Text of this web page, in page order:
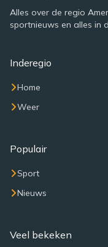
Alles over de regio
sportnieuws en alles in
Inderegio
Home
Weer
Populair
Sport
Nieuws
Veel bekeken